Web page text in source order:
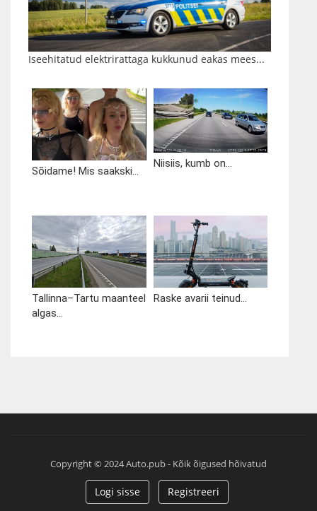
Iseehitatud elektrirattaga kukkunud eakas mees...
Sõidame! Mis saakski...
Niisiis, kumb on...
Tallinna–Tartu maanteel
algas...
Raske avarii teinud...
Copyright © 2024 Auto.pub - Kõik õigused hõivatud
Logi sisse Registreeri